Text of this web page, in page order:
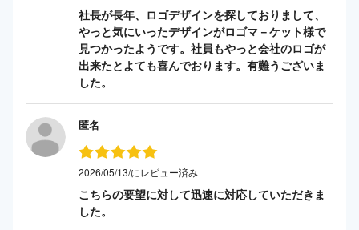
社長が長年、ロゴデザインを探しておりまして、
やっと気にいったデザインがロゴマ－ケット様で
見つかったようです。社員もやっと会社のロゴが
出来たとよても喜んでおります。有難うございま
した。
匿名
2026/05/13/にレビュー済み
こちらの要望に対して迅速に対応していただきま
した。